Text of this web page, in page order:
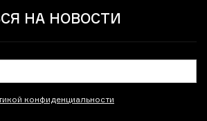
НА НОВОСТИ
конфиденциальности